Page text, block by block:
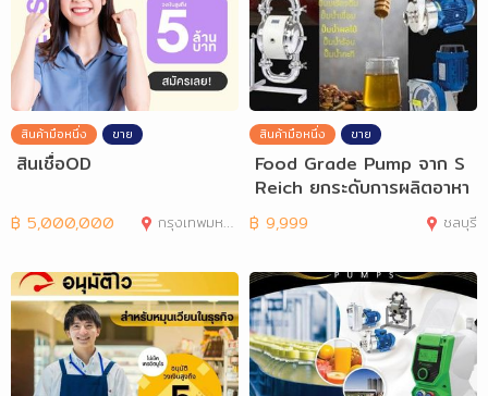
สินค้ามือหนึ่ง ขาย
สินเชื่อOD
฿ 5,000,000 กรุงเทพมหานคร
สินค้ามือหนึ่ง ขาย
Food Grade Pump จาก S
Reich ยกระดับการผลิตอาหา
รและเครื่องดื่
฿ 9,999 ชลบุรี